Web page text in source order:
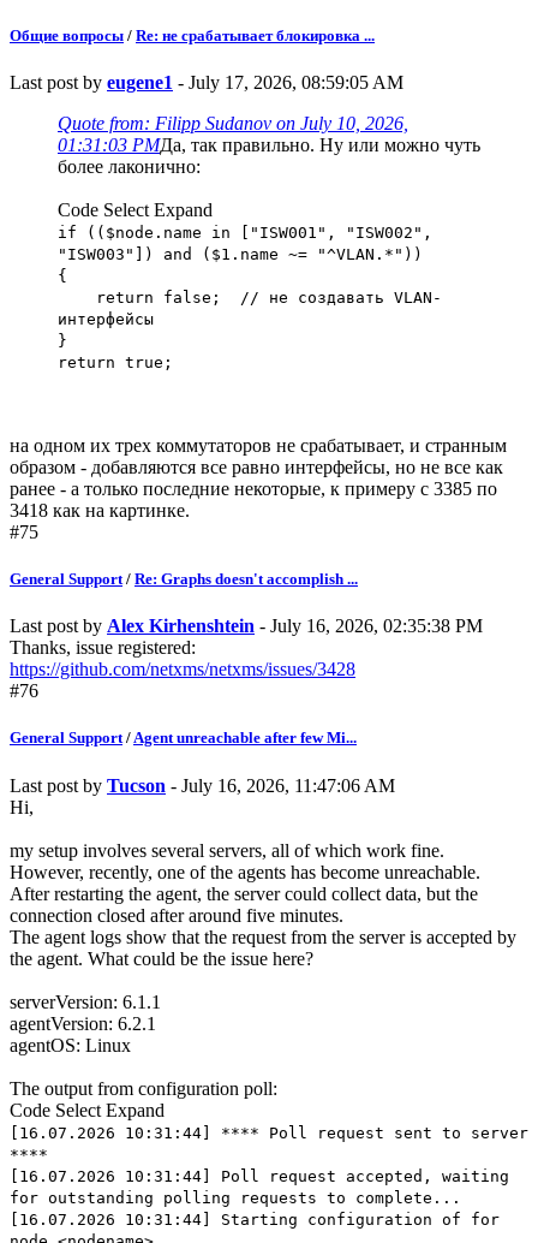
Общие вопросы / Re: не срабатывает блокировка ...
Last post by eugene1 - July 17, 2026, 08:59:05 AM
Quote from: Filipp Sudanov on July 10, 2026,
01:31:03 PMДа, так правильно. Ну или можно чуть
более лаконично:
Code Select Expand
if (($node.name in ["ISW001", "ISW002",
"ISW003"]) and ($1.name ~= "^VLAN.*"))
{
return false; // не создавать VLAN-
интерфейсы
}
return true;
на одном их трех коммутаторов не срабатывает, и странным
образом - добавляются все равно интерфейсы, но не все как
ранее - а только последние некоторые, к примеру с 3385 по
3418 как на картинке.
#75
General Support/ Re: Graphs doesn't accomplish ...
Last post by Alex Kirhenshtein - July 16, 2026, 02:35:38 PM
Thanks, issue registered:
https://github.com/netxms/netxms/issues/3428
#76
General Support/Agent unreachable after few Mi...
Last post by Tucson - July 16, 2026, 11:47:06 AM
Hi,
my setup involves several servers, all of which work fine.
However, recently, one of the agents has become unreachable.
After restarting the agent, the server could collect data, but the
connection closed after around five minutes.
The agent logs show that the request from the server is accepted by
the agent. What could be the issue here?
serverVersion: 6.1.1
agentVersion: 6.2.1
agentOS: Linux
The output from configuration poll:
Code Select Expand
[16.07.2026 10:31:44] **** Poll request sent to server
****
[16.07.2026 10:31:44] Poll request accepted, waiting
for outstanding polling requests to complete...
[16.07.2026 10:31:44] Starting configuration of for